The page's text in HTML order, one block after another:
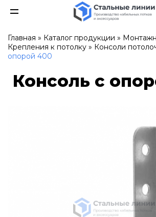
Главная » Каталог продукции »
Крепления к потолку » Консоли
опорой 400
Консоль с